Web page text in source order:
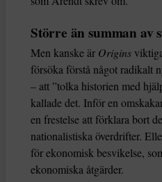
Större än summan av
Men kanske är Origins
försöka förstå något radikalt
– att ”tolka historien med
kallade det. Inför en
en frestelse att förklara bort
nationalistiska överdrifter.
för ekonomisk besvikelse,
ekonomiska åtgärder.